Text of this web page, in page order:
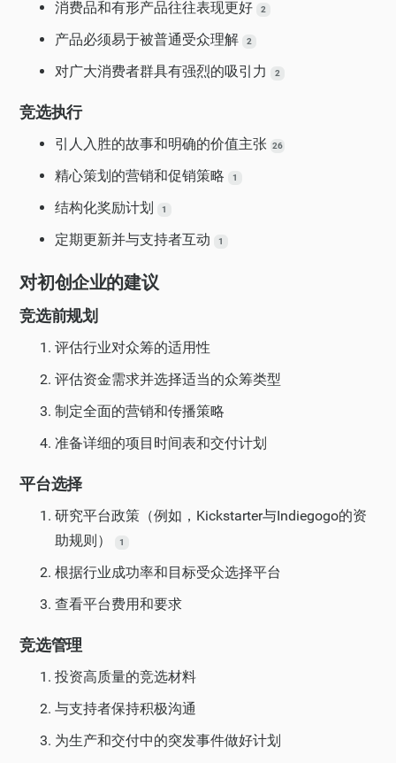
消费品和有形产品往往表现更好 2
产品必须易于被普通受众理解 2
对广大消费者群具有强烈的吸引力 2
竞选执行
引人入胜的故事和明确的价值主张 26
精心策划的营销和促销策略 1
结构化奖励计划 1
定期更新并与支持者互动 1
对初创企业的建议
竞选前规划
评估行业对众筹的适用性
评估资金需求并选择适当的众筹类型
制定全面的营销和传播策略
准备详细的项目时间表和交付计划
平台选择
研究平台政策（例如，Kickstarter与Indiegogo的资
助规则）
1
根据行业成功率和目标受众选择平台
查看平台费用和要求
竞选管理
投资高质量的竞选材料
与支持者保持积极沟通
为生产和交付中的突发事件做好计划